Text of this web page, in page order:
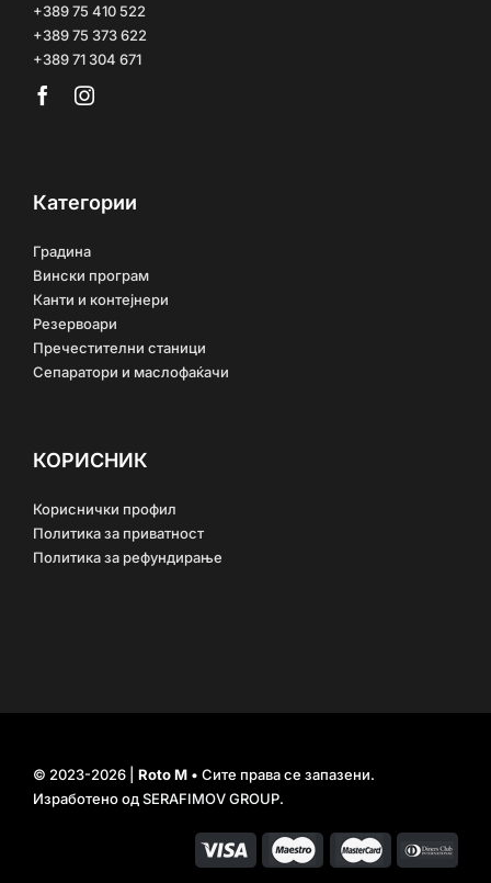
+389 75 410 522
+389 75 373 622
+389 71 304 671
Категории
Градина
Вински програм
Канти и контејнери
Резервоари
Пречестителни станици
Сепаратори и маслофаќачи
КОРИСНИК
Кориснички профил
Политика за приватност
Политика за рефундирање
© 2023-2026 | Roto M• Сите права се запазени.
Изработено одSERAFIMOV GROUP.